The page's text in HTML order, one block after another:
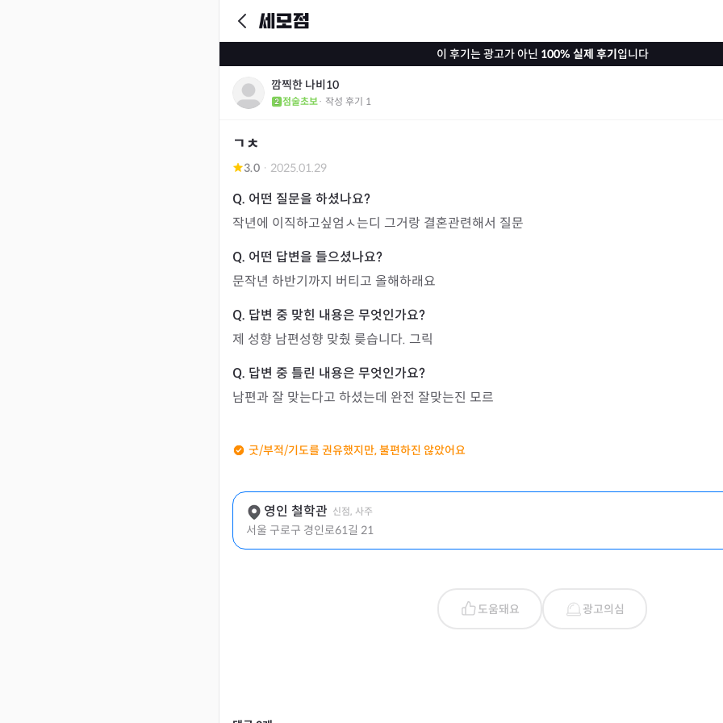
이 후기는 광고가 아닌 100% 실제 후기입니다
깜찍한 나비10
점술초보· 작성 후기 1
ㄱㅊ
3.0 · 2025.01.29
작년에 이직하고싶엄ㅅ는디 그거랑 결혼관련해서 질문
문작년 하반기까지 버티고 올해하래요
제 성향 남편성향 맞췄 릊습니다. 그릭
남편과 잘 맞는다고 하셨는데 완전 잘맞는진 모르
굿/부적/기도를 권유했지만, 불편하진 않았어요
영인 철학관 신점, 사주
서울 구로구 경인로61길 21
도움돼요 광고의심